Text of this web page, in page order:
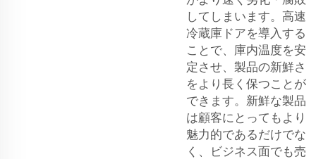
してしまいます。高速
冷蔵庫ドアを導入する
ことで、庫内温度を安
定させ、製品の新鮮さ
をより長く保つことが
できます。新鮮な製品
は顧客にとってもより
魅力的であるだけでな
く、ビジネス面でも売